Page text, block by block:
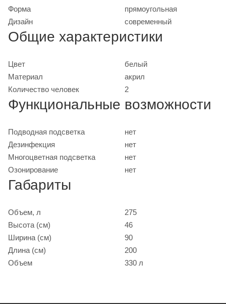
Форма
прямоугольная
Дизайн
современный
Общие характеристики
Цвет
белый
Материал
акрил
Количество человек
2
Функциональные возможности
Подводная подсветка
нет
Дезинфекция
нет
Многоцветная подсветка
нет
Озонирование
нет
Габариты
Объем, л
275
Высота (см)
46
Ширина (см)
90
Длина (см)
200
Объем
330 л